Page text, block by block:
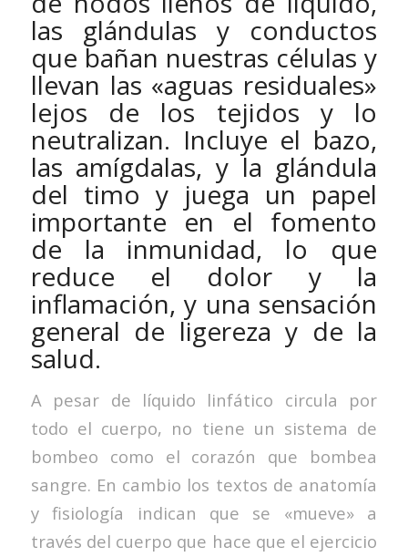
las glándulas y conductos
que bañan nuestras células y
llevan las «aguas residuales»
lejos de los tejidos y lo
neutralizan. Incluye el bazo,
las amígdalas, y la glándula
del timo y juega un papel
importante en el fomento
de la inmunidad, lo que
reduce el dolor y la
inflamación, y una sensación
general de ligereza y de la
salud.
A pesar de líquido linfático circula por
todo el cuerpo, no tiene un sistema de
bombeo como el corazón que bombea
sangre. En cambio los textos de anatomía
y fisiología indican que se «mueve» a
través del cuerpo que hace que el ejercicio